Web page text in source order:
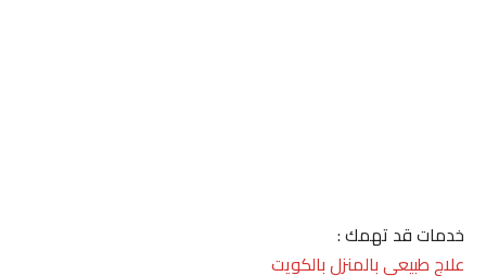
خدمات قد تهمك :
علاج طبيعي بالمنزل بالكويت